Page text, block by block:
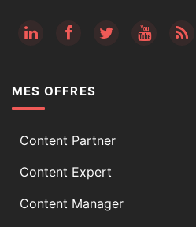
RSS
MES OFFRES
Content Partner
Content Expert
Content Manager